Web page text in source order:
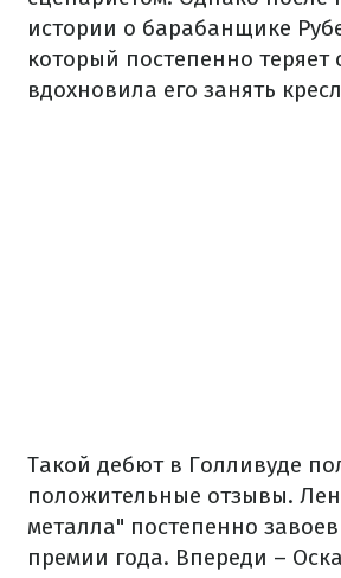
истории о барабанщике
который постепенно теряет
вдохновила его занять
Такой дебют в Голливуде
положительные отзывы.
металла" постепенно
премии года. Впереди –